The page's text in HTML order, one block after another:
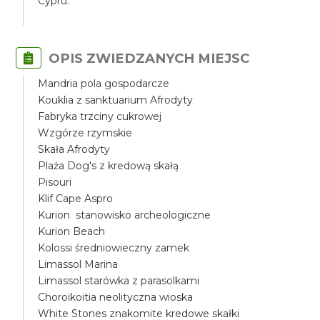
OPIS ZWIEDZANYCH MIEJSC
Mandria pola gospodarcze
Kouklia z sanktuarium Afrodyty
Fabryka trzciny cukrowej
Wzgórze rzymskie
Skała Afrodyty
Plaża Dog's z kredową skałą
Pisouri
Klif Cape Aspro
Kurion stanowisko archeologiczne
Kurion Beach
Kolossi średniowieczny zamek
Limassol Marina
Limassol starówka z parasolkami
Choroikoitia neolityczna wioska
White Stones znakomite kredowe skałki